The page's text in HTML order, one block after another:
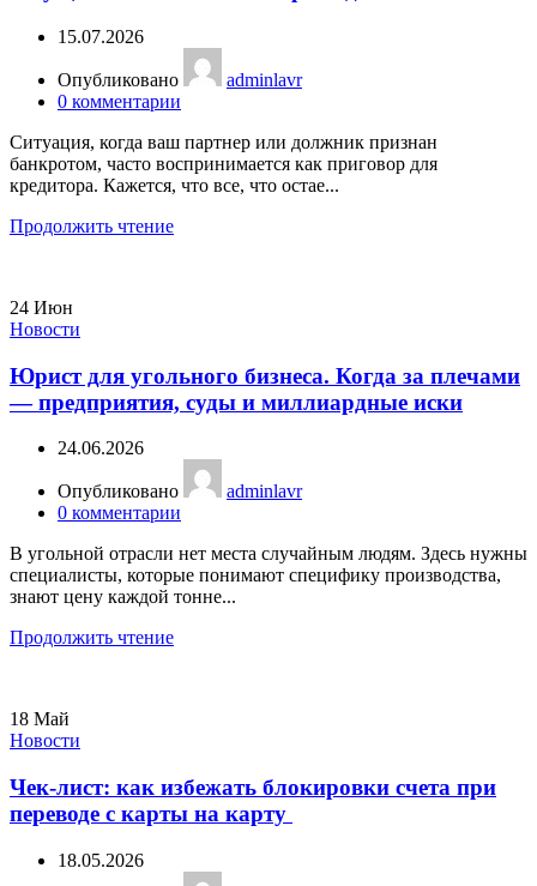
15.07.2026
Опубликовано
adminlavr
0 комментарии
Ситуация, когда ваш партнер или должник признан
банкротом, часто воспринимается как приговор для
кредитора. Кажется, что все, что остае...
Продолжить чтение
24 Июн
Новости
Юрист для угольного бизнеса. Когда за плечами
— предприятия, суды и миллиардные иски
24.06.2026
Опубликовано
adminlavr
0 комментарии
В угольной отрасли нет места случайным людям. Здесь нужны
специалисты, которые понимают специфику производства,
знают цену каждой тонне...
Продолжить чтение
18 Май
Новости
Чек-лист: как избежать блокировки счета при
переводе с карты на карту
18.05.2026